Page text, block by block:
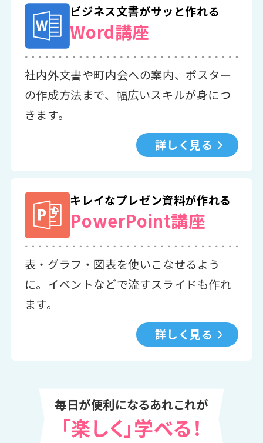
ビジネス文書がサッと作れる
Word講座
社内外文書や町内会への案内、ポスター
の作成方法まで、幅広いスキルが身につ
きます。
詳しく見る
キレイなプレゼン資料が作れる
PowerPoint講座
表・グラフ・図表を使いこなせるよう
に。イベントなどで流すスライドも作れ
ます。
詳しく見る
毎日が便利になるあれこれが
「楽しく」学べる！